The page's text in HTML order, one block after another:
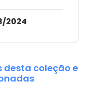
2024
desta coleção e